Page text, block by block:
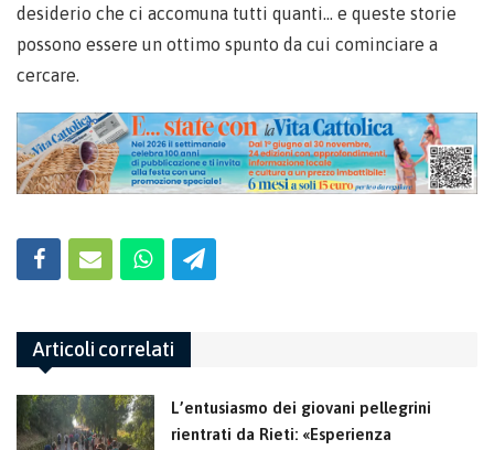
desiderio che ci accomuna tutti quanti… e queste storie
possono essere un ottimo spunto da cui cominciare a
cercare.
Articoli correlati
L’entusiasmo dei giovani pellegrini
rientrati da Rieti: «Esperienza